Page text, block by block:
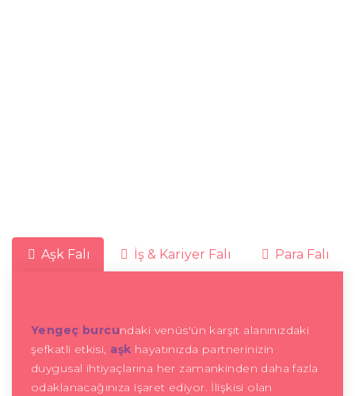
Aşk Falı İş & Kariyer Falı Para Falı
Yengeç burcundaki venüs'ün karşıt alanınızdaki
şefkatli etkisi, aşk hayatınızda partnerinizin
duygusal ihtiyaçlarına her zamankinden daha fazla
odaklanacağınıza işaret ediyor. İlişkisi olan